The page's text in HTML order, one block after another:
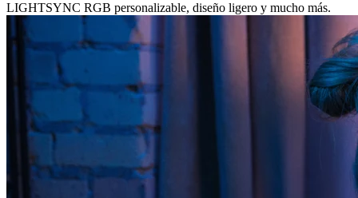
LIGHTSYNC RGB personalizable, diseño ligero y mucho más.